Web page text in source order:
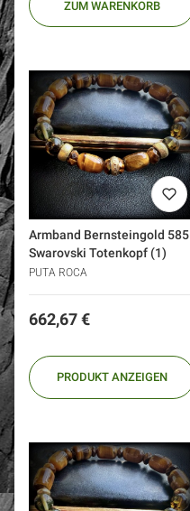
ZUM WARENKORB
Armband Bernsteingold 585
Swarovski Totenkopf (1)
PUTA ROCA
Preis
662,67 €
PRODUKT ANZEIGEN